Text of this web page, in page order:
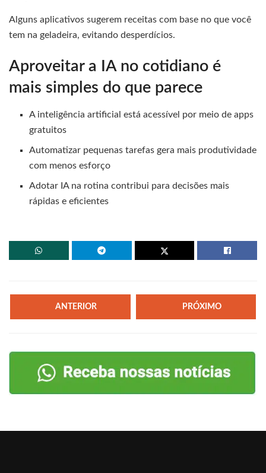
Alguns aplicativos sugerem receitas com base no que você
tem na geladeira, evitando desperdícios.
Aproveitar a IA no cotidiano é
mais simples do que parece
A inteligência artificial está acessível por meio de apps
gratuitos
Automatizar pequenas tarefas gera mais produtividade
com menos esforço
Adotar IA na rotina contribui para decisões mais
rápidas e eficientes
ANTERIOR PRÓXIMO